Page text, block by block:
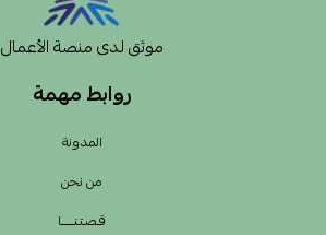
روابط مهمة
المدونة
من نحن
قـصـتـنــــــا
موثق لدى منصة الأعمال